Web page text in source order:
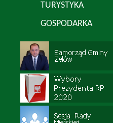
TURYSTYKA
GOSPODARKA